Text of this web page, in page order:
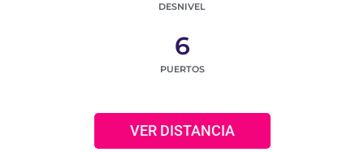
DESNIVEL
PUERTOS
6
VER DISTANCIA